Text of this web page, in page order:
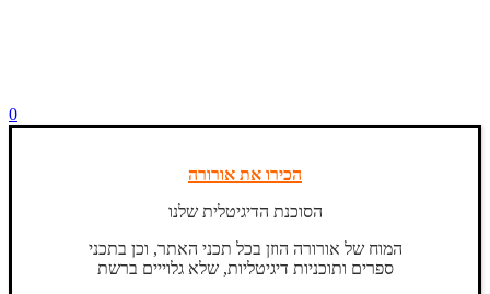
0
הכירו את אורורה
הסוכנת הדיגיטלית שלנו
המוח של אורורה הוזן בכל תכני האתר, וכן בתכני
ספרים ותוכניות דיגיטליות, שלא גלוייים ברשת